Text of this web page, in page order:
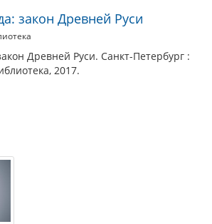
закон Древней Руси
Древней Руси. Санкт-Петербург :
2017.